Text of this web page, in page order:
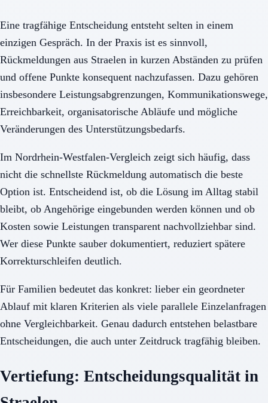
Eine tragfähige Entscheidung entsteht selten in einem
einzigen Gespräch. In der Praxis ist es sinnvoll,
Rückmeldungen aus Straelen in kurzen Abständen zu prüfen
und offene Punkte konsequent nachzufassen. Dazu gehören
insbesondere Leistungsabgrenzungen, Kommunikationswege,
Erreichbarkeit, organisatorische Abläufe und mögliche
Veränderungen des Unterstützungsbedarfs.
Im Nordrhein-Westfalen-Vergleich zeigt sich häufig, dass
nicht die schnellste Rückmeldung automatisch die beste
Option ist. Entscheidend ist, ob die Lösung im Alltag stabil
bleibt, ob Angehörige eingebunden werden können und ob
Kosten sowie Leistungen transparent nachvollziehbar sind.
Wer diese Punkte sauber dokumentiert, reduziert spätere
Korrekturschleifen deutlich.
Für Familien bedeutet das konkret: lieber ein geordneter
Ablauf mit klaren Kriterien als viele parallele Einzelanfragen
ohne Vergleichbarkeit. Genau dadurch entstehen belastbare
Entscheidungen, die auch unter Zeitdruck tragfähig bleiben.
Vertiefung: Entscheidungsqualität in